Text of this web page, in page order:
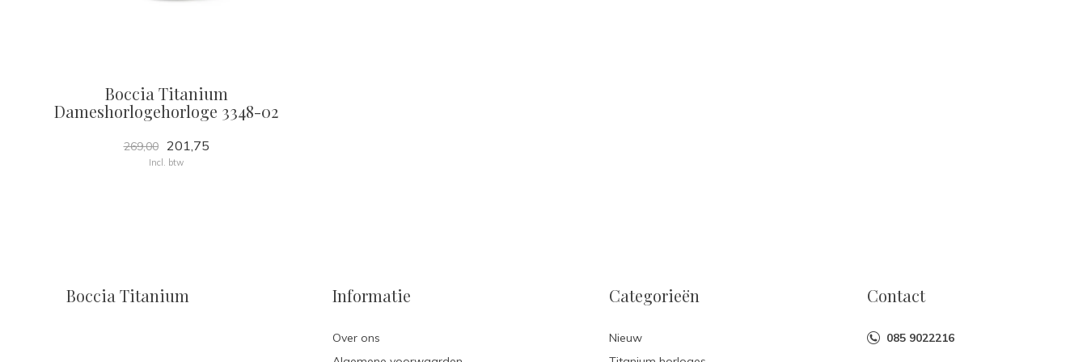
Boccia Titanium
Dameshorlogehorloge 3348-02
269,00 201,75
Incl. btw
Boccia Titanium Informatie
Over ons
Categorieën
Nieuw
Contact
085 9022216